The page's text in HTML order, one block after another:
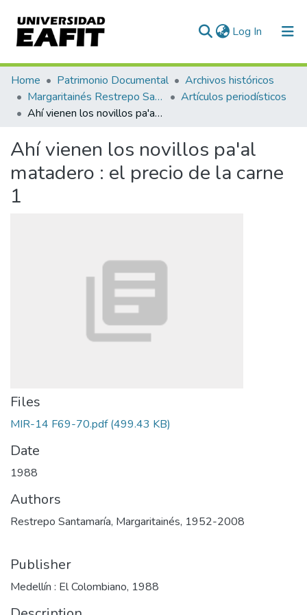
Log In (current)
Communities & Collections
All of DSpace
Home Patrimonio Documental
Archivos históricos
Margaritainés Restrepo Santamaría
Artículos periodísticos
Ahí vienen los novillos pa'al matadero : el precio de la carne 1
Ahí vienen los novillos pa'al
matadero : el precio de la carne
1
Files
MIR-14 F69-70.pdf(499.43 KB)
Date
1988
Authors
Restrepo Santamaría, Margaritainés, 1952-2008
Publisher
Medellín : El Colombiano, 1988